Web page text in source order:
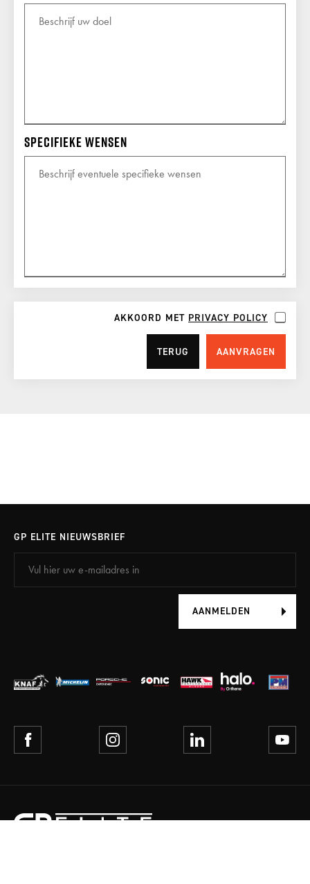
Specifieke wensen
AKKOORD MET PRIVACY POLICY
TERUG AANVRAGEN
GP ELITE NIEUWSBRIEF
AANMELDEN